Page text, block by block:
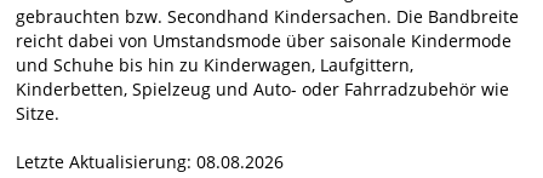
gebrauchten bzw. Secondhand Kindersachen. Die Bandbreite
reicht dabei von Umstandsmode über saisonale Kindermode
und Schuhe bis hin zu Kinderwagen, Laufgittern,
Kinderbetten, Spielzeug und Auto- oder Fahrradzubehör wie
Sitze.
Letzte Aktualisierung: 08.08.2026